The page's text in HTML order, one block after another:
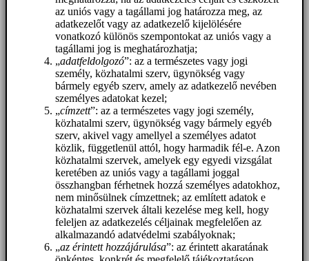
az uniós vagy a tagállami jog határozza meg, az
adatkezelőt vagy az adatkezelő kijelölésére
vonatkozó különös szempontokat az uniós vagy a
tagállami jog is meghatározhatja;
„adatfeldolgozó”: az a természetes vagy jogi
személy, közhatalmi szerv, ügynökség vagy
bármely egyéb szerv, amely az adatkezelő nevében
személyes adatokat kezel;
„címzett”: az a természetes vagy jogi személy,
közhatalmi szerv, ügynökség vagy bármely egyéb
szerv, akivel vagy amellyel a személyes adatot
közlik, függetlenül attól, hogy harmadik fél-e. Azon
közhatalmi szervek, amelyek egy egyedi vizsgálat
keretében az uniós vagy a tagállami joggal
összhangban férhetnek hozzá személyes adatokhoz,
nem minősülnek címzettnek; az említett adatok e
közhatalmi szervek általi kezelése meg kell, hogy
feleljen az adatkezelés céljainak megfelelően az
alkalmazandó adatvédelmi szabályoknak;
„az érintett hozzájárulása”: az érintett akaratának